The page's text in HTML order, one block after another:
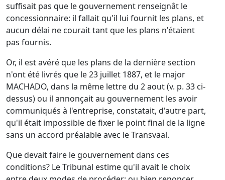
suffisait pas que le gouvernement renseignât le
concessionnaire: il fallait qu'il lui fournit les plans, et
aucun délai ne courait tant que les plans n'étaient
pas fournis.
Or, il est avéré que les plans de la dernière section
n'ont été livrés que le 23 juillet 1887, et le major
MACHADO, dans la même lettre du 2 aout (v. p. 33 ci-
dessus) ou il annonçait au gouvernement les avoir
communiqués à l'entreprise, constatait, d'autre part,
qu'il était impossible de fixer le point final de la ligne
sans un accord préalable avec le Transvaal.
Que devait faire le gouvernement dans ces
conditions? Le Tribunal estime qu'il avait le choix